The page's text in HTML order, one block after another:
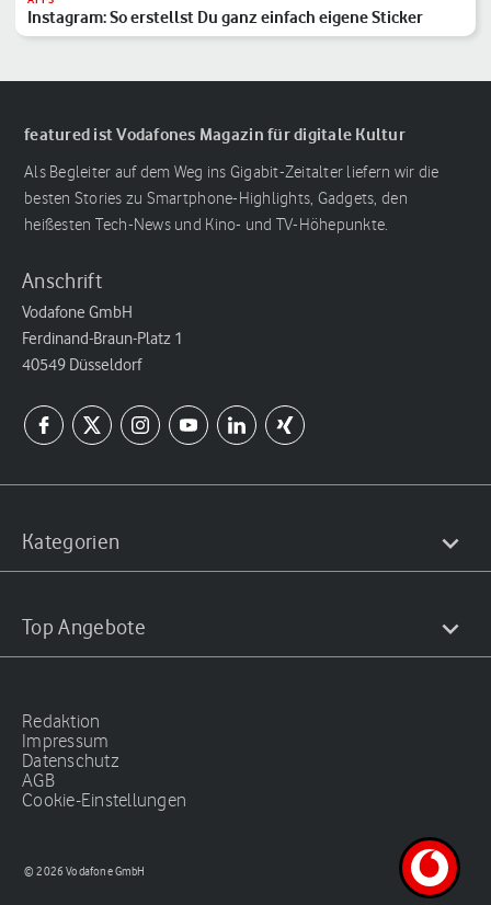
Instagram: So erstellst Du ganz einfach eigene Sticker
featured ist Vodafones Magazin für digitale Kultur
Als Begleiter auf dem Weg ins Gigabit-Zeitalter liefern wir die
besten Stories zu Smartphone-Highlights, Gadgets, den
heißesten Tech-News und Kino- und TV-Höhepunkte.
Anschrift
Vodafone GmbH
Ferdinand-Braun-Platz 1
40549 Düsseldorf
Kategorien
Top Angebote
Redaktion
Impressum
Datenschutz
AGB
Cookie-Einstellungen
© 2026 Vodafone GmbH